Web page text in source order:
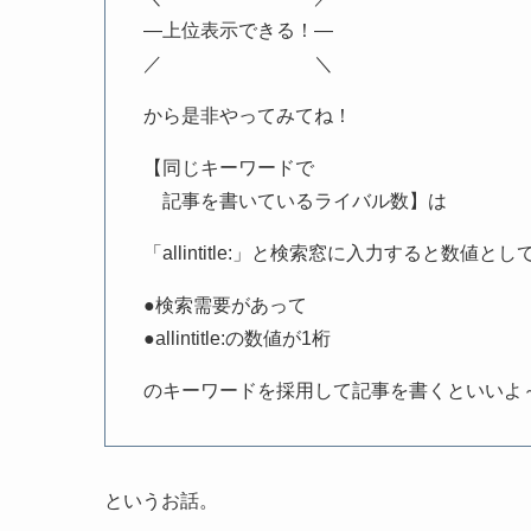
―上位表示できる！―
／ ＼
から是非やってみてね！
【同じキーワードで
記事を書いているライバル数】は
「allintitle:」と検索窓に入力すると数値と
●検索需要があって
●allintitle:の数値が1桁
のキーワードを採用して記事を書くといいよ
というお話。